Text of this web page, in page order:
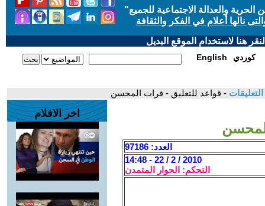
والعدالة الاجتماعية للجميع"
نالها أعلام في الفكر والثقافة
هنا لاستخدام الموقع البديل
English كوردي
- قواعد للتعليق - فرات المحسن
العدد: 97186
2010 / 2 / 22 - 14:48
التحكم: الحوار المتمدن
اخر الافلام